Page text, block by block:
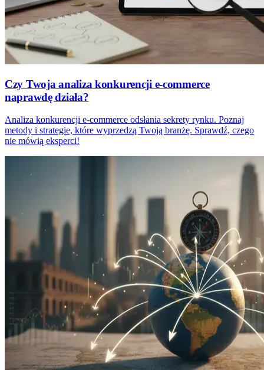
Czy Twoja analiza konkurencji e-commerce
naprawdę działa?
Analiza konkurencji e-commerce odsłania sekrety rynku. Poznaj
metody i strategie, które wyprzedzą Twoją branżę. Sprawdź, czego
nie mówią eksperci!